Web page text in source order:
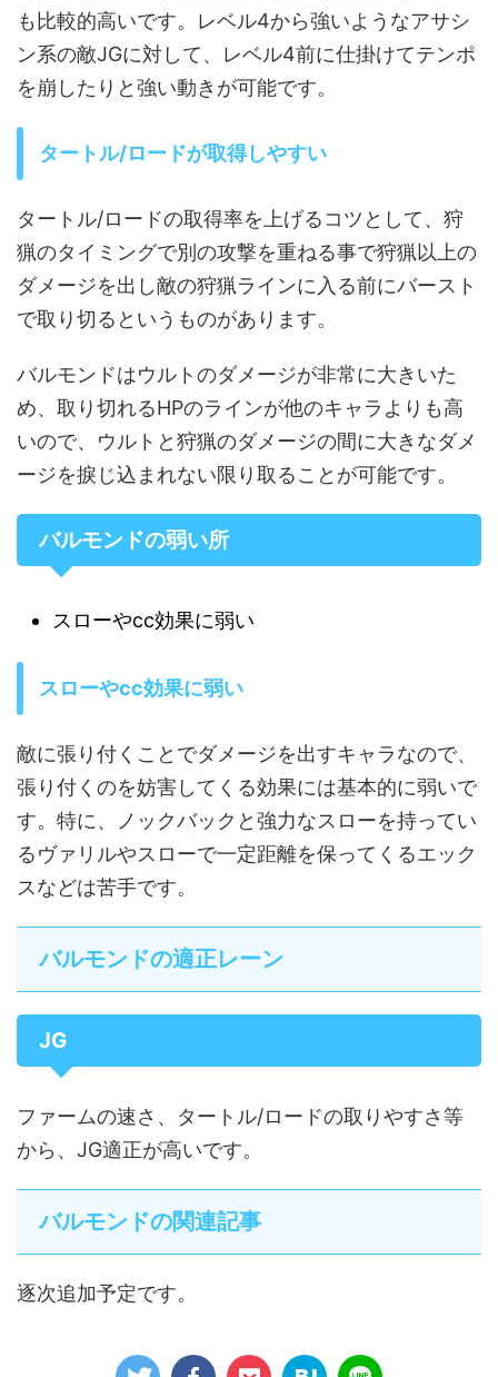
も比較的高いです。レベル4から強いようなアサシ
ン系の敵JGに対して、レベル4前に仕掛けてテンポ
を崩したりと強い動きが可能です。
タートル/ロードが取得しやすい
タートル/ロードの取得率を上げるコツとして、狩
猟のタイミングで別の攻撃を重ねる事で狩猟以上の
ダメージを出し敵の狩猟ラインに入る前にバースト
で取り切るというものがあります。
バルモンドはウルトのダメージが非常に大きいた
め、取り切れるHPのラインが他のキャラよりも高
いので、ウルトと狩猟のダメージの間に大きなダメ
ージを捩じ込まれない限り取ることが可能です。
バルモンドの弱い所
スローやcc効果に弱い
スローやcc効果に弱い
敵に張り付くことでダメージを出すキャラなので、
張り付くのを妨害してくる効果には基本的に弱いで
す。特に、ノックバックと強力なスローを持ってい
るヴァリルやスローで一定距離を保ってくるエック
スなどは苦手です。
バルモンドの適正レーン
JG
ファームの速さ、タートル/ロードの取りやすさ等
から、JG適正が高いです。
バルモンドの関連記事
逐次追加予定です。